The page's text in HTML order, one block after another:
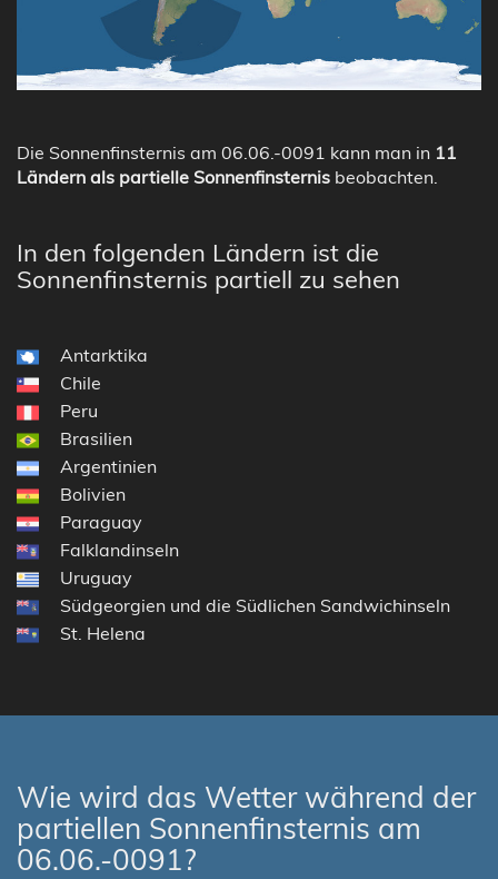
Die Sonnenfinsternis am 06.06.-0091 kann man in 11
Ländern als partielle Sonnenfinsternis beobachten.
In den folgenden Ländern ist die
Sonnenfinsternis partiell zu sehen
Antarktika
Chile
Peru
Brasilien
Argentinien
Bolivien
Paraguay
Falklandinseln
Uruguay
Südgeorgien und die Südlichen Sandwichinseln
St. Helena
Wie wird das Wetter während der
partiellen Sonnenfinsternis am
06.06.-0091?